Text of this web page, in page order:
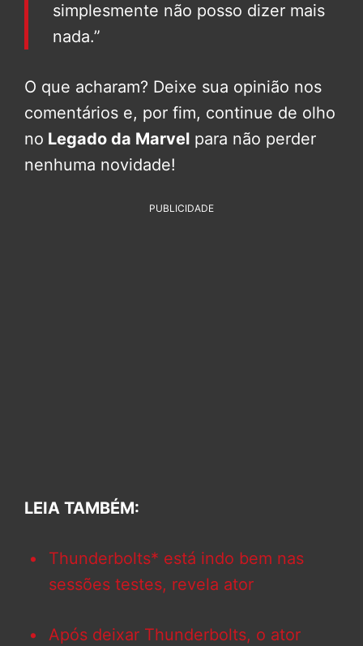
simplesmente não posso dizer mais
nada.”
O que acharam? Deixe sua opinião nos
comentários e, por fim, continue de olho
no Legado da Marvel para não perder
nenhuma novidade!
PUBLICIDADE
LEIA TAMBÉM:
Thunderbolts* está indo bem nas
sessões testes, revela ator
Após deixar Thunderbolts, o ator